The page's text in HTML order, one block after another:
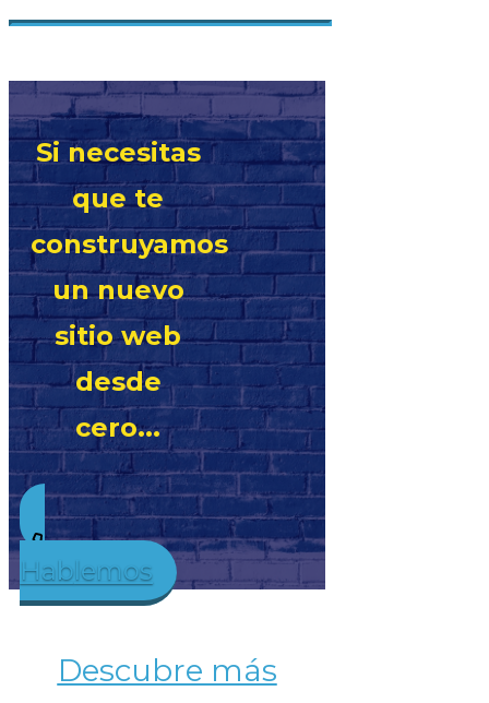
Si necesitas
que te
construyamos
un nuevo
sitio web
desde
cero...
Hablemos
Descubre más